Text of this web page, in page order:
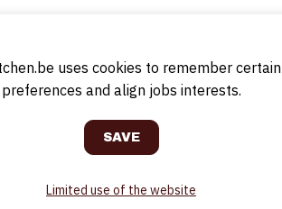
de standaarden van Le Mystique.
goede communicatie zijn erg belangrijk.
uses cookies to remember certain
preferences and align jobs interests.
Limited use of the website